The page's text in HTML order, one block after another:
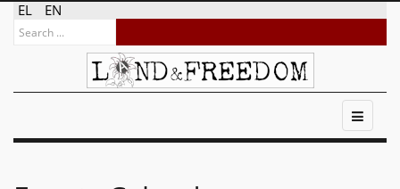
EL EN